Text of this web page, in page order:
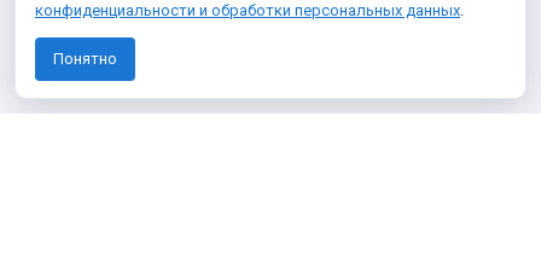
конфиденциальности и обработки персональных данных.
Понятно